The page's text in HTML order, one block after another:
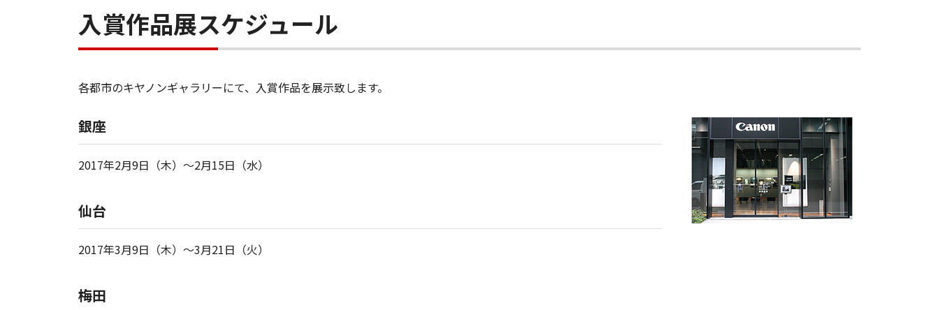
入賞作品展スケジュール
各都市のキヤノンギャラリーにて、入賞作品を展示致します。
銀座
2017年2月9日（木）～2月15日（水）
仙台
2017年3月9日（木）～3月21日（火）
梅田